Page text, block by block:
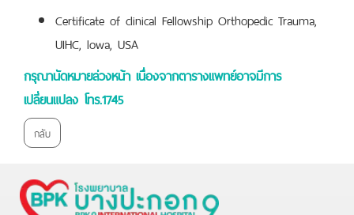
Certificate of clinical Fellowship Orthopedic Trauma,
UIHC, lowa, USA
กรุณานัดหมายล่วงหน้า เนื่องจากตารางแพทย์อาจมีการ
เปลี่ยนแปลง โทร.1745
กลับ